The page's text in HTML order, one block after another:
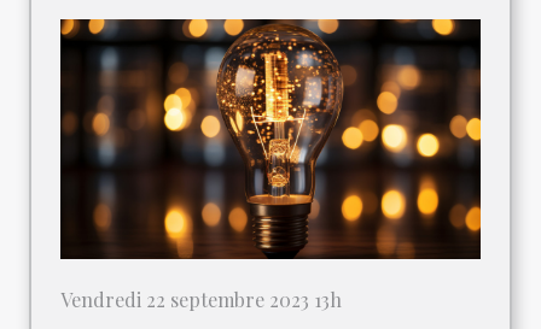
Vendredi 22 septembre 2023 13h